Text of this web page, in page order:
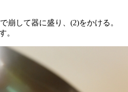
崩して器に盛り、(2)をかける。
。